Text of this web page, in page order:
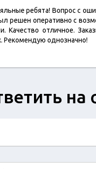
ребята! Вопрос с
решен оперативно с
Качество отличное.
Рекомендую однозначно!
на